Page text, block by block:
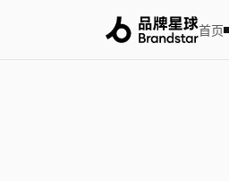
首页